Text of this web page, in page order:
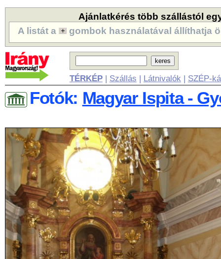
Ajánlatkérés több szállástól
A listát a
gombok használatával állíthatja
TÉRKÉP| Szállás | Látnivalók | SZÉP-
Fotók: Magyar Ispita -